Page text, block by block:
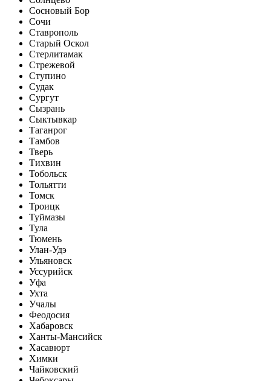
Сосновый Бор
Сочи
Ставрополь
Старый Оскол
Стерлитамак
Стрежевой
Ступино
Судак
Сургут
Сызрань
Сыктывкар
Таганрог
Тамбов
Тверь
Тихвин
Тобольск
Тольятти
Томск
Троицк
Туймазы
Тула
Тюмень
Улан-Удэ
Ульяновск
Уссурийск
Уфа
Ухта
Учалы
Феодосия
Хабаровск
Ханты-Мансийск
Хасавюрт
Химки
Чайковский